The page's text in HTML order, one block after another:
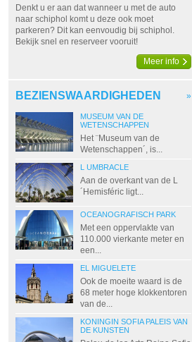
Denkt u er aan dat wanneer u met de auto
naar schiphol komt u deze ook moet
parkeren? Dit kan eenvoudig bij schiphol.
Bekijk snel en reserveer vooruit!
Meer info
BEZIENSWAARDIGHEDEN »
MUSEUM VAN DE
WETENSCHAPPEN
Het ¨Museum van de
Wetenschappen´, is...
L UMBRACLE
Aan de overkant van de L
´Hemisféric ligt...
OCEANOGRAFISCH PARK
Met een oppervlakte van
110.000 vierkante meter en
een...
EL MIGUELETE
Ook de moeite waard is de
68 meter hoge klokkentoren
van de...
KONINGIN SOFIA PALEIS VAN
DE KUNSTEN